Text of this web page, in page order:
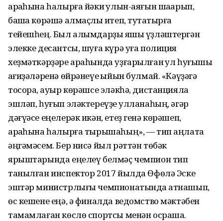
арҡаһына һалырға йәки ҡулын-аяғын шаҡарып,
башҡа көрәшә алмаҫлыҡ итеп, туҡтатырға
тейешһең. Был алымдарҙы яҡшы үҙләштергән
элекке десантсы, шуға күрә уға полиция
хеҙмәткәрҙәре араһында уҙғарылған ҡул һуғышы
ҡағиҙәләренә өйрәнеүе ҡыйын булмай. «Кәүҙәгә
тосораҡ, ауыр көрәшсе эләкһә, дистанцияла
эшләп, һуғып эләктереүҙе ҡулланаһың, әгәр
дәғүәсе еңелерәк икән, етеҙ генә көрәшеп,
арҡаһына һалырға тырышаһың», — тип аңлата
әңгәмәсем. Бер нисә йыл рәттән төбәк
ярыштарында еңелеү белмәҫ чемпион тип
танылған инспектор 2017 йылда Өфөлә Эске
эштәр министрлығы чемпионатында ҡатнашып,
өс кешене еңә, ә финалда ведомство мәктәбен
тамамлаған көслө спортсы менән осраша.